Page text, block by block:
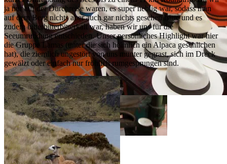
ja nur auf der Durchreise waren, es super neblig war, sodass man
auf dem Berg nichts aber auch gar nichts gesehen hätte und es
zudem bitterbitterbitterkalt war, haben wir uns für die
Seeumrundung entschieden. Unser persönliches Highlight war hier
die Gruppe Lamas (unter die sich heimlich ein Alpaca geschlichen
hat), die ziemlich ungestört von uns munter gegrast, sich im Dreck
gewälzt oder einfach nur fröhlich rumgesprungen sind.